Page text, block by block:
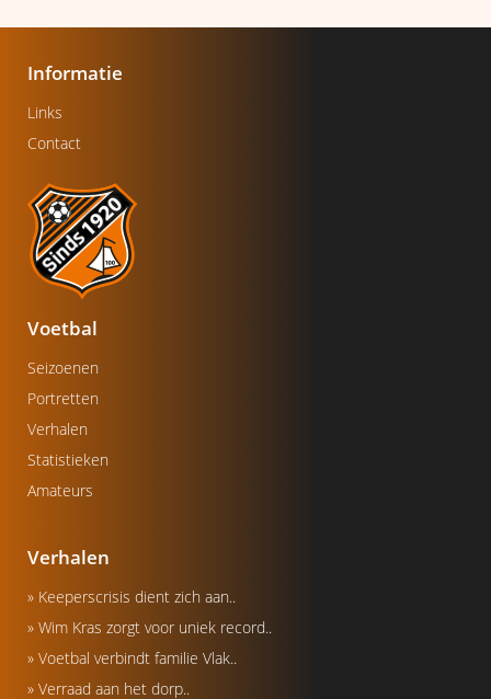
Informatie
Links
Contact
Voetbal
Seizoenen
Portretten
Verhalen
Statistieken
Amateurs
Verhalen
» Keeperscrisis dient zich aan..
» Wim Kras zorgt voor uniek record..
» Voetbal verbindt familie Vlak..
» Verraad aan het dorp..